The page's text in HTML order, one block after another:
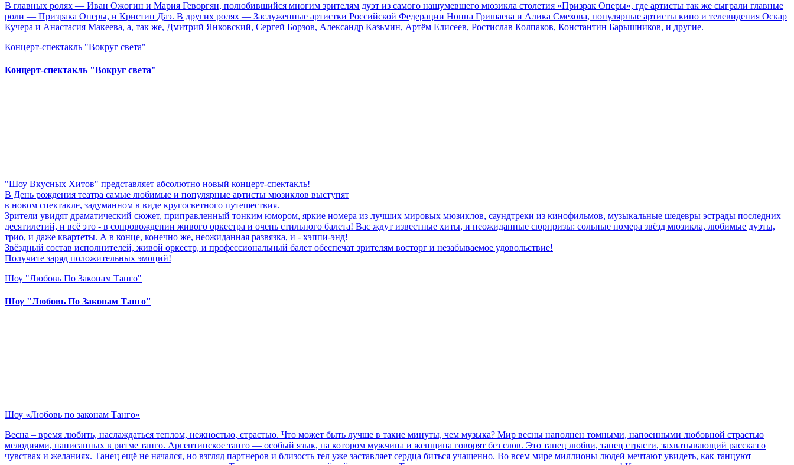
В главных ролях — Иван Ожогин и Мария Геворгян, полюбившийся многим зрителям дуэт из самого нашумевшего мюзикла столетия «Призрак Оперы», где артисты так же сыграли главные
роли — Призрака Оперы, и Кристин Даэ. В других ролях — Заслуженные артистки Российской Федерации Нонна Гришаева и Алика Смехова, популярные артисты кино и телевидения Оскар
Кучера и Анастасия Макеева, а, так же, Дмитрий Янковский, Сергей Борзов, Александр Казьмин, Артём Елисеев, Ростислав Колпаков, Константин Барышников, и другие.
Концерт-спектакль "Вокруг света"
Концерт-спектакль "Вокруг света"
"Шоу Вкусных Хитов" представляет абсолютно новый концерт-спектакль!
В День рождения театра самые любимые и популярные артисты мюзиклов выступят
в новом спектакле, задуманном в виде кругосветного путешествия.
Зрители увидят драматический сюжет, приправленный тонким юмором, яркие номера из лучших мировых мюзиклов, саундтреки из кинофильмов, музыкальные шедевры эстрады последних
десятилетий, и всё это - в сопровождении живого оркестра и очень стильного балета! Вас ждут известные хиты, и неожиданные сюрпризы: сольные номера звёзд мюзикла, любимые дуэты,
трио, и даже квартеты. А в конце, конечно же, неожиданная развязка, и - хэппи-энд!
Звёздный состав исполнителей, живой оркестр, и профессиональный балет обеспечат зрителям восторг и незабываемое удовольствие!
Получите заряд положительных эмоций!
Шоу "Любовь По Законам Танго"
Шоу "Любовь По Законам Танго"
Шоу «Любовь по законам Танго»
Весна – время любить, наслаждаться теплом, нежностью, страстью. Что может быть лучше в такие минуты, чем музыка? Мир весны наполнен томными, напоенными любовной страстью
мелодиями, написанных в ритме танго. Аргентинское танго — особый язык, на котором мужчина и женщина говорят без слов. Это танец любви, танец страсти, захватывающий рассказ о
чувствах и желаниях. Танец ещё не начался, но взгляд партнеров и близость тел уже заставляет сердца биться учащенно. Во всем мире миллионы людей мечтают увидеть, как танцуют